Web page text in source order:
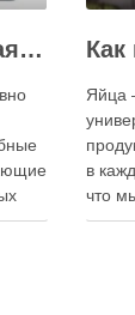
Кулинарная вселенная в цифре: топ-3 самых больших электронных книг рецептов
Яйца
в
что